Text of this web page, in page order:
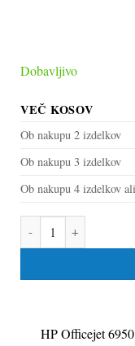
Dobavljivo
VEČ KOSOV
Ob nakupu 2 izdelkov
Ob nakupu 3 izdelkov
Ob nakupu 4 izdelkov
Kartuša HP 903
HP Officejet 6950